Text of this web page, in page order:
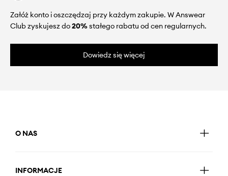
Załóż konto i oszczędzaj przy każdym zakupie. W Answear
Club zyskujesz do20%stałego rabatu od cen regularnych.
Dowiedz się więcej
O NAS
INFORMACJE